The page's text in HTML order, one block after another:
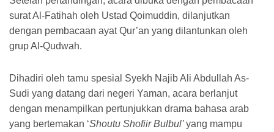
surat Al-Fatihah oleh Ustad Qoimuddin, dilanjutkan
dengan pembacaan ayat Qur’an yang dilantunkan oleh
grup Al-Qudwah.
Dihadiri oleh tamu spesial Syekh Najib Ali Abdullah As-
Sudi yang datang dari negeri Yaman, acara berlanjut
dengan menampilkan pertunjukkan drama bahasa arab
yang bertemakan ‘Shoutu Shofiir Bulbul’yang mampu